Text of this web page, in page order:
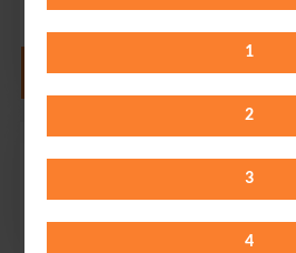
1
2
3
4
Alle Termine
Wednesday 06.01.2027